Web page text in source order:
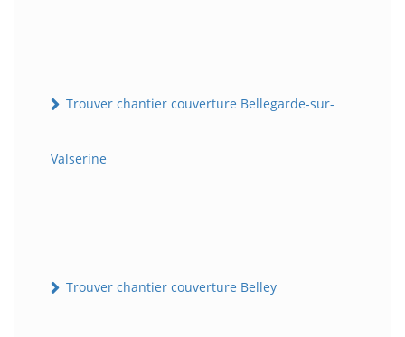
Trouver chantier couverture Bellegarde-sur-
Valserine
Trouver chantier couverture Belley